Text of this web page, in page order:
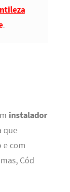
.
instalador
que
com
Cód